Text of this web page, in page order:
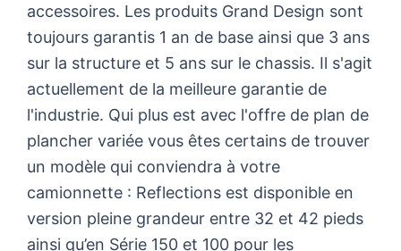
accessoires. Les produits Grand Design sont
toujours garantis 1 an de base ainsi que 3 ans
sur la structure et 5 ans sur le chassis. Il s'agit
actuellement de la meilleure garantie de
l'industrie. Qui plus est avec l'offre de plan de
plancher variée vous êtes certains de trouver
un modèle qui conviendra à votre
camionnette : Reflections est disponible en
version pleine grandeur entre 32 et 42 pieds
ainsi qu’en Série 150 et 100 pour les